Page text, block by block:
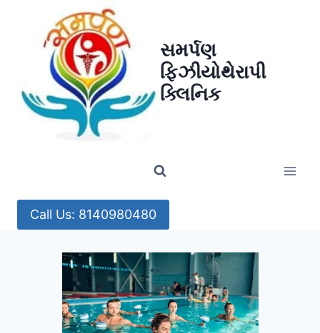
સમર્પણ
ફિઝીયોથેરાપી
ક્લિનિક
Call Us: 8140980480